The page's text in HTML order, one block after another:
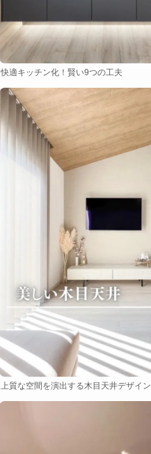
快適キッチン化！賢い9つの工夫
上質な空間を演出する木目天井デザイン